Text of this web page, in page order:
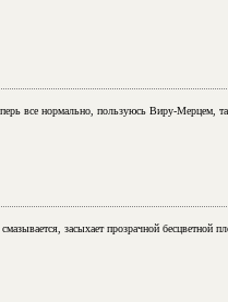
все нормально, пользуюсь Виру-Мерцем,
засыхает прозрачной бесцветной